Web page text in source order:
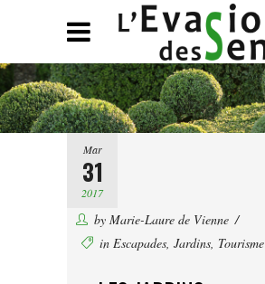
Mar
31
2017
by Marie-Laure de Vienne
in Escapades, Jardins, Tourisme